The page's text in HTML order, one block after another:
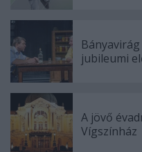
jubileumi
A jövő
Vígszínház